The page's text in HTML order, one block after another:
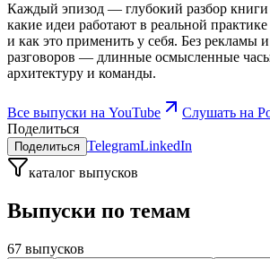
Каждый эпизод — глубокий разбор
какие идеи работают в реальной
и как это применить у себя. Без рекламы
разговоров — длинные осмысленные
архитектуру и команды.
Все выпуски на YouTube
Слушать на
Поделиться
Поделиться TelegramLinkedIn
каталог выпусков
Выпуски по темам
67 выпусков